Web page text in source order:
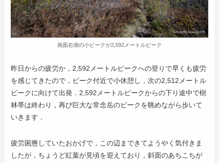
画面右側の小ピークが2,592メートルピーク
昨日からの疲労か，2,592メートルピークへの登りで早くも疲労
を感じてきたので，ピーク付近で小休憩し，次の2,512メートル
ピークに向けて出発．2,592メートルピークからの下り途中で樹
林帯は終わり，再び巨大な常念岳のピークを眺めながら歩いて
いきます．
疲労困憊していたおかげで，この辺まできてようやく気付きま
したが，ちょうど紅葉が見頃を迎えており，斜面のあちこちが